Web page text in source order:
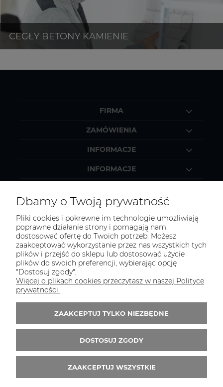
FIRMA
ZAMÓWIENIA
INFORMACJE
INFORMACJE
KONTAKT
Zapraszamy do kontaktu:
telefonicznie od 11:00 do 16:00
lub
Tel.:
52 344 48 53
Dbamy o Twoją prywatność
Pliki cookies i pokrewne im technologie umożliwiają
poprawne działanie strony i pomagają nam
dostosować ofertę do Twoich potrzeb. Możesz
zaakceptować wykorzystanie przez nas wszystkich tych
plików i przejść do sklepu lub dostosować użycie
plików do swoich preferencji, wybierając opcję
"Dostosuj zgody".
Więcej o plikach cookies przeczytasz w naszej Polityce
prywatności.
ZAAKCEPTUJ TYLKO NIEZBĘDNE
DOSTOSUJ ZGODY
ZAAKCEPTUJ WSZYSTKIE